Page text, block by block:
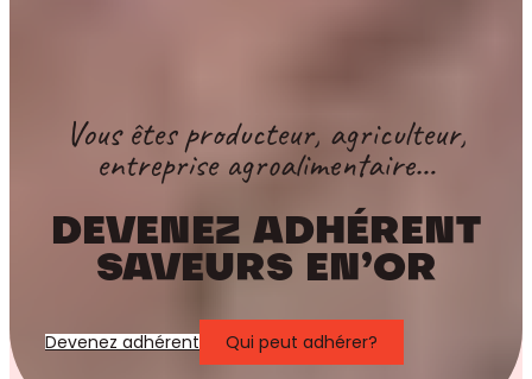
Vous êtes producteur, agriculteur,
entreprise agroalimentaire…
DEVENEZ ADHÉRENT
SAVEURS EN’OR
Devenez adhérent Qui peut adhérer?